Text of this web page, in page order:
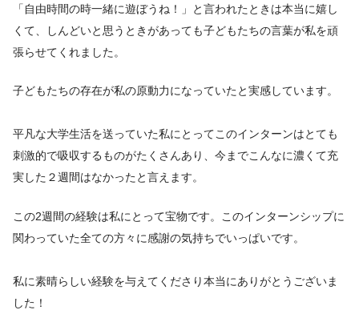
「自由時間の時一緒に遊ぼうね！」と言われたときは本当に嬉し
くて、しんどいと思うときがあっても子どもたちの言葉が私を頑
張らせてくれました。
子どもたちの存在が私の原動力になっていたと実感しています。
平凡な大学生活を送っていた私にとってこのインターンはとても
刺激的で吸収するものがたくさんあり、今までこんなに濃くて充
実した２週間はなかったと言えます。
この2週間の経験は私にとって宝物です。このインターンシップに
関わっていた全ての方々に感謝の気持ちでいっぱいです。
私に素晴らしい経験を与えてくださり本当にありがとうございま
した！